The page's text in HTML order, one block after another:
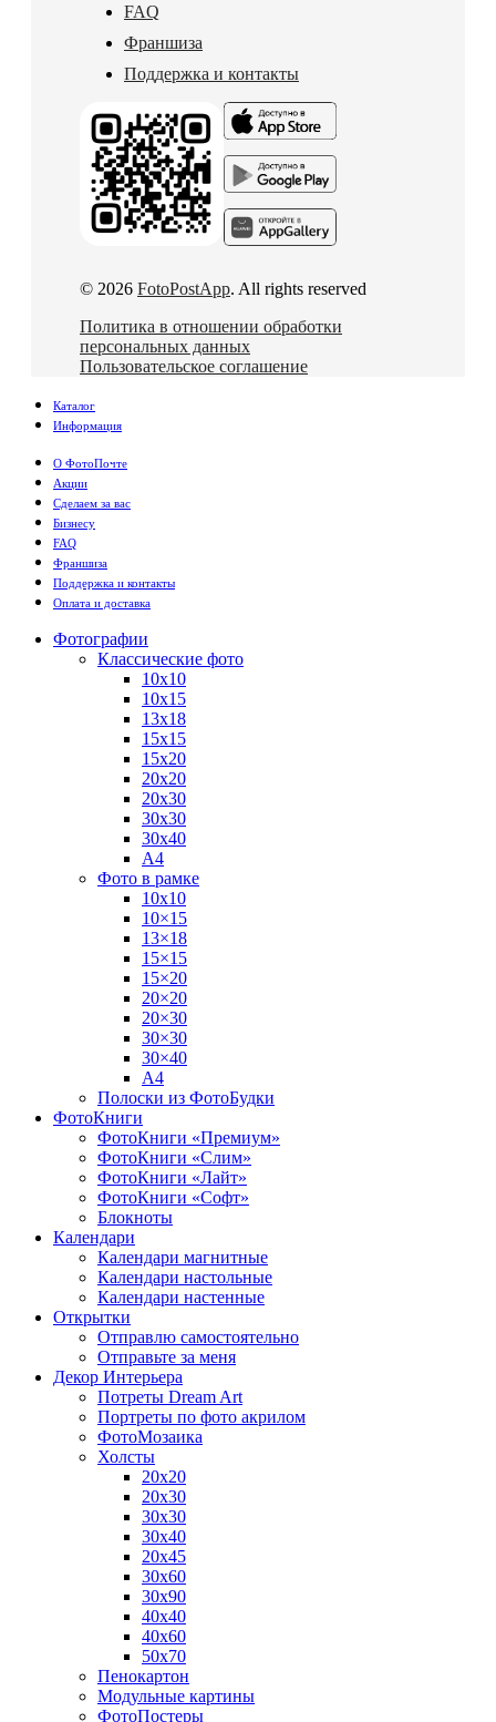
FAQ
Франшиза
Поддержка и контакты
© 2026 FotoPostApp. All rights reserved
Политика в отношении обработки
персональных данных
Пользовательское соглашение
Каталог
Информация
О ФотоПочте
Акции
Сделаем за вас
Бизнесу
FAQ
Франшиза
Поддержка и контакты
Оплата и доставка
Фотографии
Классические фото
10х10
10х15
13х18
15х15
15х20
20х20
20х30
30х30
30х40
А4
Фото в рамке
10х10
10×15
13×18
15×15
15×20
20×20
20×30
30×30
30×40
A4
Полоски из ФотоБудки
ФотоКниги
ФотоКниги «Премиум»
ФотоКниги «Слим»
ФотоКниги «Лайт»
ФотоКниги «Софт»
Блокноты
Календари
Календари магнитные
Календари настольные
Календари настенные
Открытки
Отправлю самостоятельно
Отправьте за меня
Декор Интерьера
Потреты Dream Art
Портреты по фото акрилом
ФотоМозаика
Холсты
20х20
20х30
30х30
30х40
20х45
30х60
30х90
40х40
40х60
50х70
Пенокартон
Модульные картины
ФотоПостеры